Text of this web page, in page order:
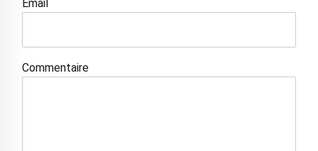
Email
Commentaire